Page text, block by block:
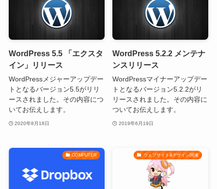
WordPress 5.5 「エクスタ
イン」リリース
WordPressメジャーアップデー
トとなるバージョン5.5がリリ
ースされました。その内容につ
いてお伝えします。
2020年8月18日
WordPress 5.2.2 メンテナ
ンスリリース
WordPressマイナーアップデー
トとなるバージョン5.2.2がリ
リースされました。その内容に
ついてお伝えします。
2019年6月19日
COMPUTER ウェブサイト&デザイン関連